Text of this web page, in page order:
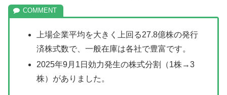
上場企業平均を大きく上回る27.8億株の発行
済株式数で、一般在庫は各社で豊富です。
2025年9月1日効力発生の株式分割（1株→3
株）がありました。